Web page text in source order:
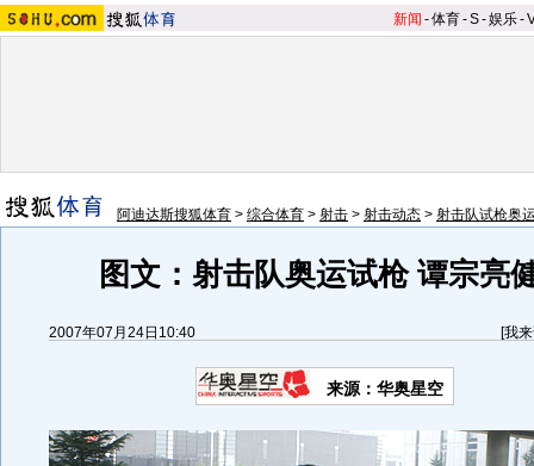
新闻 -体育-S-娱乐-
阿迪达斯搜狐体育 > 综合体育 > 射击 > 射击动态 > 射击队试枪奥
图文：射击队奥运试枪 谭宗亮
2007年07月24日10:40 [我
来源：华奥星空